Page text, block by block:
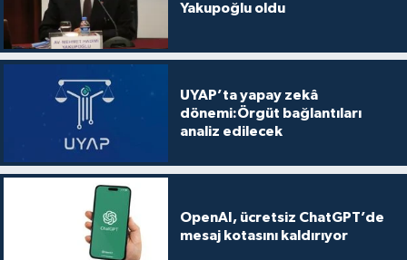
Yakupoğlu oldu
UYAP’ta yapay zekâ
dönemi:Örgüt bağlantıları
analiz edilecek
OpenAI, ücretsiz ChatGPT’de
mesaj kotasını kaldırıyor